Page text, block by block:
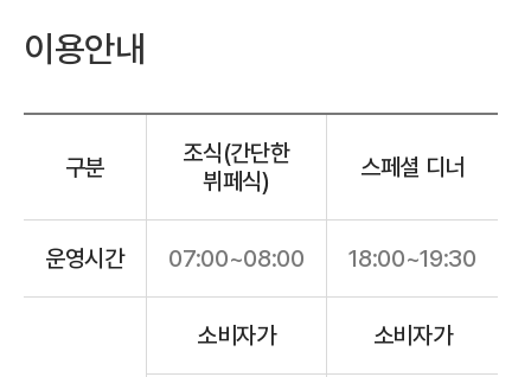
이용안내
구분
조식(간단한
뷔페식)
스페셜 디너
운영시간 07:00~08:00 18:00~19:30
소비자가 소비자가